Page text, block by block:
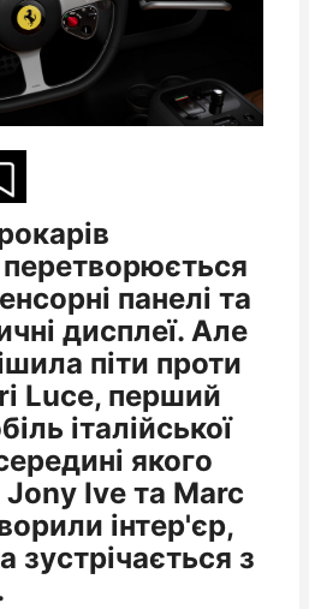
панелі та
дисплеї. Але
піти проти
Luce, перший
італійської
якого
Ive та Marc
інтер'єр,
зустрічається з